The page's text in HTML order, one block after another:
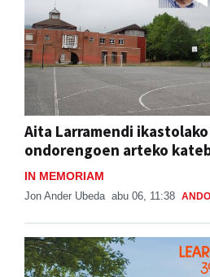
Aita Larramendi
ondorengoen arteko
IN MEMORIAM
Jon Ander Ubeda